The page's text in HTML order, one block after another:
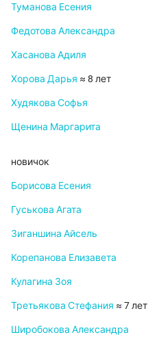
Туманова Есения
Федотова Александра
Хасанова Адиля
Хорова Дарья ≈ 8 лет
Худякова Софья
Щенина Маргарита
новичок
Борисова Есения
Гуськова Агата
Зиганшина Айсель
Корепанова Елизавета
Кулагина Зоя
Третьякова Стефания ≈ 7 лет
Широбокова Александра